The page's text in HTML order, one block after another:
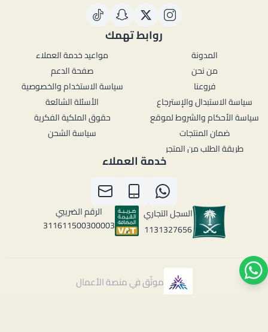
روابط تهمك
المدونة
من نحن
فروعنا
سياسة الاستبدال والإسترجاع
سياسة الأحكام والشروط لموقع
ضمان المنتجات
طريقة الطلب من المتجر
مواعيد خدمة العملاء
صفحة الدعم
سياسة الاستخدام والخصوصية
الأسئلة الشائعة
حقوق الملكية الفكرية
سياسة الشحن
خدمة العملاء
السجل التجاري
1131327656
الرقم الضريبي
311611500300003
موثّق في منصة الأعمال